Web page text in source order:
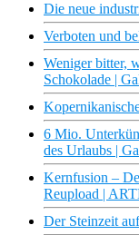
Die neue
Verboten und
Weniger bitter,
Schokolade |
6 Mio.
des Urlaubs |
Kernfusion –
Reupload |
Der Steinzeit